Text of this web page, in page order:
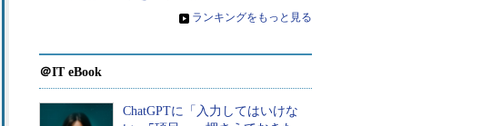
» ランキングをもっと見る
＠IT eBook
ChatGPTに「入力してはいけな